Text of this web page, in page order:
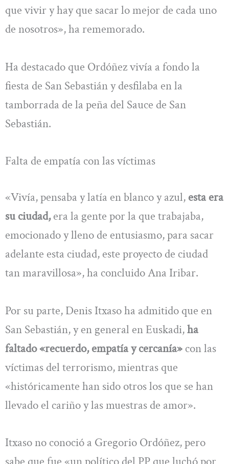
que vivir y hay que sacar lo mejor de cada uno
de nosotros», ha rememorado.
Ha destacado que Ordóñez vivía a fondo la
fiesta de San Sebastián y desfilaba en la
tamborrada de la peña del Sauce de San
Sebastián.
Falta de empatía con las víctimas
«Vivía, pensaba y latía en blanco y azul, esta era
su ciudad,era la gente por la que trabajaba,
emocionado y lleno de entusiasmo, para sacar
adelante esta ciudad, este proyecto de ciudad
tan maravillosa», ha concluido Ana Iribar.
Por su parte, Denis Itxaso ha admitido que en
San Sebastián, y en general en Euskadi,ha
faltado «recuerdo, empatía y cercanía» con las
víctimas del terrorismo, mientras que
«históricamente han sido otros los que se han
llevado el cariño y las muestras de amor».
Itxaso no conoció a Gregorio Ordóñez, pero